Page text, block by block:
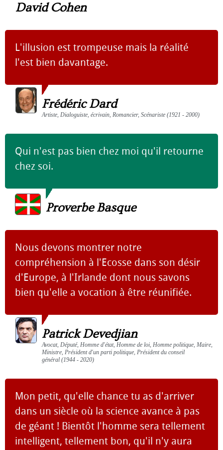
David Cohen
L'illusion est trompeuse mais la réalité
l'est bien davantage.
Frédéric Dard
Artiste, Dialoguiste, écrivain, Romancier, Scénariste (1921 - 2000)
Qui n'est pas bien chez moi qu'il retourne
chez soi.
Proverbe Basque
Nous devons montrer notre
compréhension à l'Ecosse dans son désir
d'Europe, à l'Irlande dont nous savons
bien qu'elle a vocation à être réunifiée.
Patrick Devedjian
Avocat, Député, Homme d'état, Homme de loi, Homme politique, Maire,
Ministre, Président d'un parti politique, Président du conseil
général (1944 - 2020)
Mon petit, qu'elle chance tu as d'arriver
dans un siècle où la science avance à pas
de géant ! Bientôt l'homme sera tellement
intelligent, tellement bon, qu'il n'y aura